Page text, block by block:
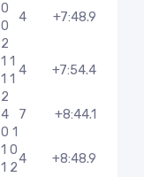
0
0
2
4 +7:48.9
1 1
1 1
4 +7:54.4
2
4
0 1
7 +8:44.1
1 0
1 2
4 +8:48.9